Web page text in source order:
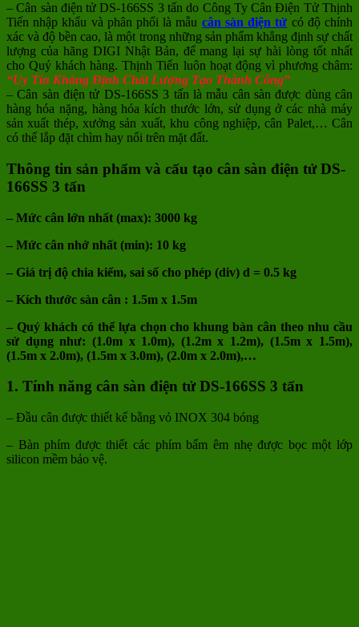
– Cân sàn điện tử DS-166SS 3 tấn do Công Ty Cân Điện Tử Thịnh
Tiến nhập khẩu và phân phối là mẫu cân sàn điện tử có độ chính
xác và độ bền cao, là một trong những sản phẩm khẳng định sự chất
lượng của hãng DIGI Nhật Bản, để mang lại sự hài lòng tốt nhất
cho Quý khách hàng. Thịnh Tiến luôn hoạt động vì phương châm:
“Uy Tín Khẳng Định Chất Lượng Tạo Thành Công”
– Cân sàn điện tử DS-166SS 3 tấn là mẫu cân sàn được dùng cân
hàng hóa nặng, hàng hóa kích thước lớn, sử dụng ở các nhà máy
sản xuất thép, xưởng sản xuất, khu công nghiệp, cân Palet,… Cân
có thể lắp đặt chìm hay nổi trên mặt đất.
Thông tin sản phẩm và cấu tạo cân sàn điện tử DS-
166SS 3 tấn
– Mức cân lớn nhất (max): 3000 kg
– Mức cân nhở nhất (min): 10 kg
– Giá trị độ chia kiểm, sai số cho phép (div) d = 0.5 kg
– Kích thước sàn cân : 1.5m x 1.5m
– Quý khách có thể lựa chọn cho khung bàn cân theo nhu cầu
sử dụng như: (1.0m x 1.0m), (1.2m x 1.2m), (1.5m x 1.5m),
(1.5m x 2.0m), (1.5m x 3.0m), (2.0m x 2.0m),…
1. Tính năng cân sàn điện tử DS-166SS 3 tấn
– Đầu cân được thiết kế bằng vỏ INOX 304 bóng
– Bàn phím được thiết các phím bấm êm nhẹ được bọc một lớp
silicon mềm bảo vệ.